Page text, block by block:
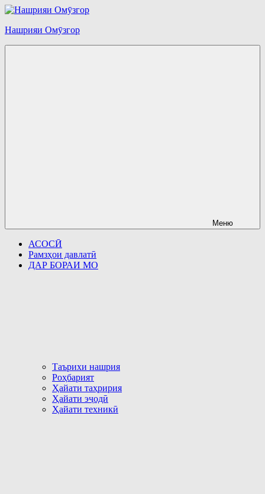
Перейти
содержимому
Нашрияи Омӯзгор
Меню
АСОСӢ
Рамзҳои давлатӣ
ДАР БОРАИ МО
Таърихи нашрия
Роҳбарият
Ҳайати таҳририя
Ҳайати эҷодӣ
Ҳайати техникӣ